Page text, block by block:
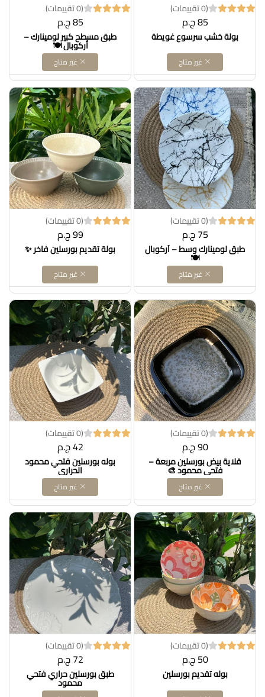
(0 تقييمات)
85 ج.م
بولة خشب سرسوع غويطة
غير متاح
(0 تقييمات)
85 ج.م
طبق مسطح كبير لومينارك –
أركوبال 🍽️
غير متاح
(0 تقييمات)
75 ج.م
طبق لومينارك وسط – أركوبال
🍽️
غير متاح
(0 تقييمات)
99 ج.م
بولة تقديم بورسلين فاخر ✨
غير متاح
(0 تقييمات)
90 ج.م
قلاية بيض بورسلين مربعة –
فتحي محمود 🎨
غير متاح
(0 تقييمات)
42 ج.م
بوله بورسلين فتحي محمود
الحراري
غير متاح
(0 تقييمات)
50 ج.م
بوله تقديم بورسلين
(0 تقييمات)
72 ج.م
طبق بورسلين حراري فتحي
محمود